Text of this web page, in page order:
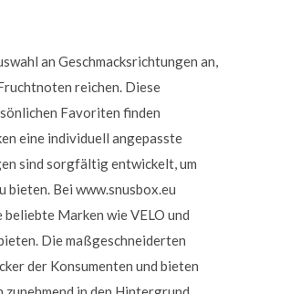
an Geschmacksrichtungen an,
reichen. Diese
Favoriten finden
eine individuell angepasste
sind sorgfältig entwickelt, um
bieten. Bei www.snusbox.eu
beliebte Marken wie VELO und
Die maßgeschneiderten
der Konsumenten und bieten